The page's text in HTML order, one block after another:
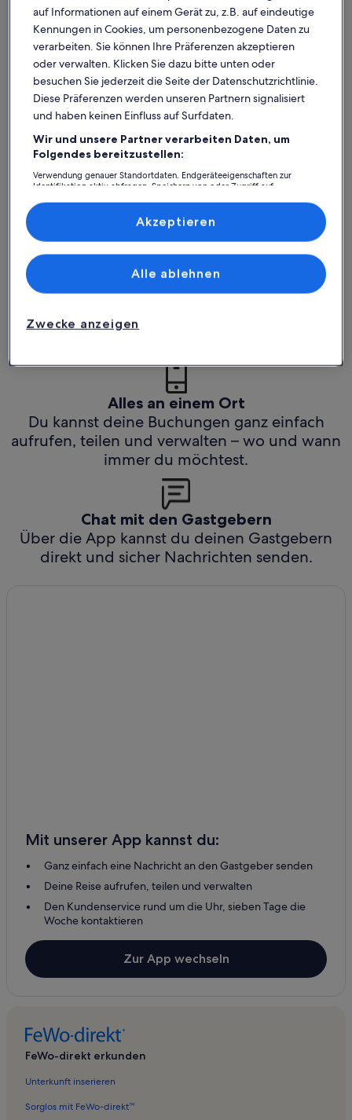
Was spricht für unsere App?
Immer in Verbindung
Du hast all deine Buchungsdetails immer
griffbereit, auch ohne WLAN!
Unser Kundenservice ist rund um die Uhr,
Alles an einem Ort
Du kannst deine Buchungen ganz einfach
aufrufen, teilen und verwalten – wo und wann
immer du möchtest.
Chat mit den Gastgebern
Über die App kannst du deinen Gastgebern
direkt und sicher Nachrichten senden.
Mit unserer App kannst du:
Ganz einfach eine Nachricht an den Gastgeber senden
Deine Reise aufrufen, teilen und verwalten
Den Kundenservice rund um die Uhr, sieben Tage die
Woche kontaktieren
Zur App wechseln
FeWo-direkt erkunden
Unterkunft inserieren
Sorglos mit FeWo-direkt™
auf Informationen auf einem Gerät zu, z.B. auf eindeutige
Kennungen in Cookies, um personenbezogene Daten zu
verarbeiten. Sie können Ihre Präferenzen akzeptieren
oder verwalten. Klicken Sie dazu bitte unten oder
besuchen Sie jederzeit die Seite der Datenschutzrichtlinie.
Diese Präferenzen werden unseren Partnern signalisiert
und haben keinen Einfluss auf Surfdaten.
Wir und unsere Partner verarbeiten Daten, um
Folgendes bereitzustellen:
Verwendung genauer Standortdaten. Endgeräteeigenschaften zur
Identifikation aktiv abfragen. Speichern von oder Zugriff auf
Inhalte, Messung von Werbeleistung und der Performance von Inhalten,
Zielgruppenforschung sowie Entwicklung und Verbesserung von
Liste der Partner (Lieferanten)
Zwecke anzeigen
Alle ablehnen
Akzeptieren